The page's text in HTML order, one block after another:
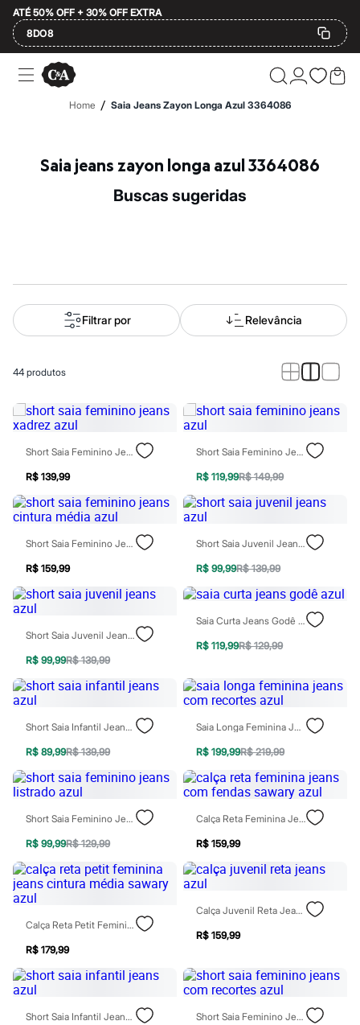
ATÉ 50% OFF + 30% OFF EXTRA
8DO8
Ofertas
Compre por Departamento
Mindse7
Plus Size
Alfaiataria
Novidades
Roupas
Blusas e Camisetas
Casacos e Jaquetas
Macacões
Saias
Shorts e Bermudas
Vestidos
Bolsas
Bonés e Chapéus
Bijoux
Cintos
Óculos
Relógios
Calçados
Chinelos
Rasteirinhas
Sapatilhas
Tênis
Marcas
City
Clock House
Mindset
Sawary
Moda esportiva
Acessórios
Blusas
Calçados
Leggings
Shorts e Bermudas
Tops
Calcinhas
Cintas e Modeladores
Meias
Sutiãs e Tops
Moda praia
Biquínis
Maiôs
Saídas de praia
Personagens
Plus size
Home / Saia Jeans Zayon Longa Azul 3364086
Saia jeans zayon longa azul 3364086
buscas sugeridas
Filtrar por Relevância
44 produtos
Short Saia Feminino Jeans Xadrez Azul
R$ 139,99
Short Saia Feminino Jeans Azul
R$ 119,99R$ 149,99
Short Saia Feminino Jeans Cintura Média Azul
R$ 159,99
Short Saia Juvenil Jeans Azul
R$ 99,99R$ 139,99
Short Saia Juvenil Jeans Azul
R$ 99,99R$ 139,99
Saia Curta Jeans Godê Azul
R$ 119,99R$ 129,99
Short Saia Infantil Jeans Azul
R$ 89,99R$ 139,99
Saia Longa Feminina Jeans Com Recortes Azul
R$ 199,99R$ 219,99
Short Saia Feminino Jeans Listrado Azul
R$ 99,99R$ 129,99
Calça Reta Feminina Jeans Com Fendas Sawary Azul
R$ 159,99
Calça Reta Petit Feminina Jeans Cintura Média Sawary Azul
R$ 179,99
Calça Juvenil Reta Jeans Azul
R$ 159,99
Short Saia Infantil Jeans Azul Short Saia Feminino Jeans Com Recortes Azul